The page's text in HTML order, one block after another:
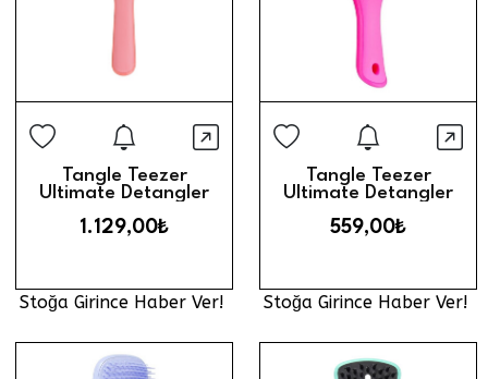
Stoğa Girince Haber Ver
Hızlı Görünüm
Tangle Teezer
Ultimate Detangler
Salmon Pink
1.129,00₺
Stoğa Girince Haber Ver!
Stoğa
Tangle Teezer
Ultimate Detangler
Runway Pink
559,00₺
Stoğa Girince Haber Ver!